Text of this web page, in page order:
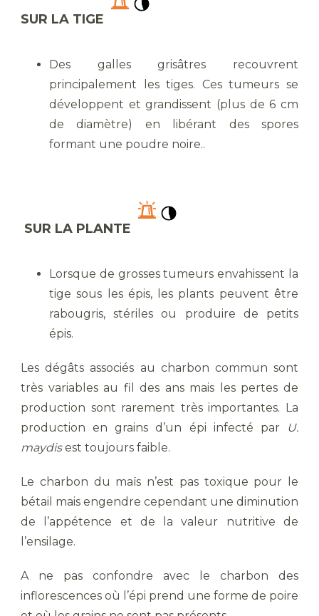
SUR LA TIGE
Des galles grisâtres recouvrent
principalement les tiges. Ces tumeurs se
développent et grandissent (plus de 6 cm
de diamètre) en libérant des spores
formant une poudre noire..
SUR LA PLANTE
Lorsque de grosses tumeurs envahissent la
tige sous les épis, les plants peuvent être
rabougris, stériles ou produire de petits
épis.
Les dégâts associés au charbon commun sont
très variables au fil des ans mais les pertes de
production sont rarement très importantes. La
production en grains d’un épi infecté par
U.
maydisest toujours faible.
Le charbon du maïs n’est pas toxique pour le
bétail mais engendre cependant une diminution
de l’appétence et de la valeur nutritive de
l’ensilage.
A ne pas confondre avec le charbon des
inflorescences où l’épi prend une forme de poire